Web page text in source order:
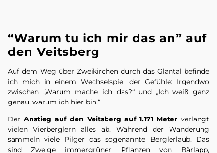
“Warum tu ich mir das an” auf
den Veitsberg
Auf dem Weg über Zweikirchen durch das Glantal befinde
ich mich in einem Wechselspiel der Gefühle: Irgendwo
zwischen „Warum mache ich das?“ und „Ich weiß ganz
genau, warum ich hier bin.“
Der Anstieg auf den Veitsberg auf 1.171 Meter verlangt
vielen Vierberglern alles ab. Während der Wanderung
sammeln viele Pilger das sogenannte Berglerlaub. Das
sind Zweige immergrüner Pflanzen von Bärlapp,